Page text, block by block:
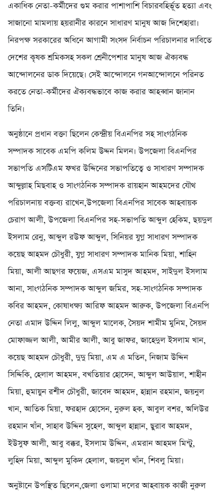
একাধিক নেতা-কর্মীদের গুম করার পাশাপাশি বিচারবহির্ভূত হত্যা এবং
সাজানো মামলায় হয়রানীর কারনে সাধারণ মানুষ আজ দিশেহারা।
নিরপক্ষ সরকারের অধিনে আগামী সংসদ নির্বাচন পরিচালনার দাবিতে
দেশের কৃষক শ্রমিকসহ সকল শ্রেনীপেশার মানুষ আজ ঐক্যবদ্ধ
আন্দোলনের ডাক দিয়েছে। সেই আন্দোলনে গনআন্দোলনে পরিনত
করতে নেতা-কর্মীদের ঐক্যবদ্ধভাবে কাজ করার আহব্বান জানান
তিনি।
অনুষ্ঠানে প্রধান বক্তা ছিলেন কেন্দ্রীয় বিএনপির সহ সাংগঠনিক
সম্পাদক সাবেক এমপি কলিম উদ্দন মিলন। উপজেলা বিএনপির
সভাপতি এসটিএম ফখর উদ্দিনের সভাপতিত্বে ও সাধারণ সম্পাদক
আব্দুল্লাহ মিছবাহ ও সাংগঠনিক সম্পাদক রায়হান আহমদের যৌথ
পরিচালনায় বক্তব্য রাখেন,উপজেলা বিএনপির সাবেক আহবায়ক
চেরাগ আলী, উপজেলা বিএনপির সহ-সভাপতি আব্দুল হেকিম, ছয়দুল
ইসলাম রেনু, আব্দুল রউফ আব্দুল, সিনিয়র যুগ্ন সাধারণ সম্পাদক
কয়েছ আহমদ চৌধুরী, যুগ্ন সাধারণ সম্পাদক মানিক মিয়া, শাহিন
মিয়া, আলী আছগর ফয়েজ, এসএম মাসুদ আহমদ, সাইদুল ইসলাম
আনা, সাংগঠনিক সম্পাদক আব্দুল জমির, সহ-সাংগঠনিক সম্পাদক
কবির আহমদ, কোষাধক্ষ্য আরিফ আহমদ আরুক, উপজেলা বিএনপি
নেতা এমাদ উদ্দিন লিলু, আব্দুল মালেক, সৈয়দ শামীম মুনিম, সৈয়দ
মোফাজ্জল আলী, আমীর আলী, আবু জাফর, জাহেদুল ইসলাম খান,
কয়েছ আহমদ চৌধুরী, দুদু মিয়া, এম এ মতিন, নিজাম উদ্দিন
সিদ্দিকি, হেলাল আহমদ, বখতিয়ার হোসেন, আব্দুল আউয়াল, শাহীন
মিয়া, হুমায়ুন রশীদ চৌধুরী, জাবেদ আহমদ, হান্নান রহমান, জয়নুল
খান, আতিক মিয়া, ফরহাদ হোসেন, নুরুল হক, আবুল বশর, অলিউর
রহমান খাঁন, সাহাব উদ্দিন সুহেল, আব্দুল হান্নান, ছুরাব আহমদ,
ইউসুফ আলী, আবু বক্কর, ইসলাম উদ্দিন, এমরান আহমদ মিন্টু,
লুহিদ মিয়া, আব্দুল মুকিদ হেলাল, জয়নুল খাঁন, শিবলু মিয়া।
অনুষ্টানে উপস্থিত ছিলেন,জেলা ওলামা দলের আহবায়ক কাজী নুরুল